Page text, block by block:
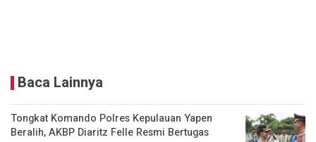
Baca Lainnya
Tongkat Komando Polres Kepulauan Yapen
Beralih, AKBP Diaritz Felle Resmi Bertugas